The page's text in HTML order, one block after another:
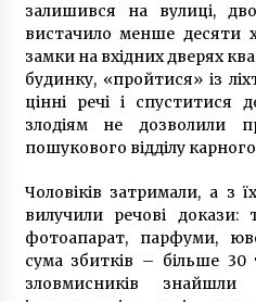
Правоохоронці
педофіла.
дівчинки
5 років ago
Затриманому
фотографу
зґвалтуванні
Львівське
Броварському
9 років ago
залишився на вулиці,
вистачило менше десяти
замки на вхідних дверях
будинку, «пройтися» із
цінні речі і спуститися
злодіям не дозволили
пошукового відділу
Чоловіків затримали, а з
вилучили речові докази:
фотоапарат, парфуми,
сума збитків – більше
зловмисників знайшли